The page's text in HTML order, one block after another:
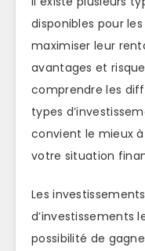
disponibles pour
maximiser leur
avantages et
comprendre les
types
convient le mieux
votre situation
Les
d’investissements
possibilité de